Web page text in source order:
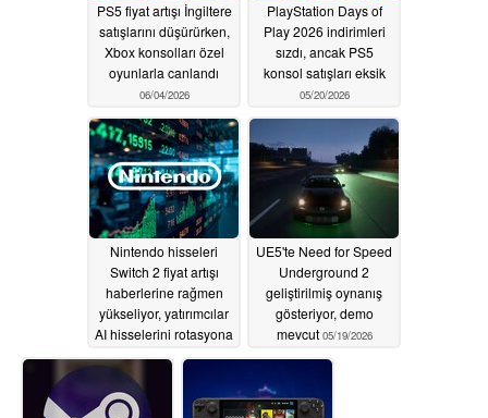
PS5 fiyat artışı İngiltere
satışlarını düşürürken,
Xbox konsolları özel
oyunlarla canlandı
06/04/2026
PlayStation Days of
Play 2026 indirimleri
sızdı, ancak PS5
konsol satışları eksik
05/20/2026
Nintendo hisseleri
Switch 2 fiyat artışı
haberlerine rağmen
yükseliyor, yatırımcılar
AI hisselerini rotasyona
05/20/2026
UE5'te Need for Speed
Underground 2
geliştirilmiş oynanış
gösteriyor, demo
mevcut 05/19/2026